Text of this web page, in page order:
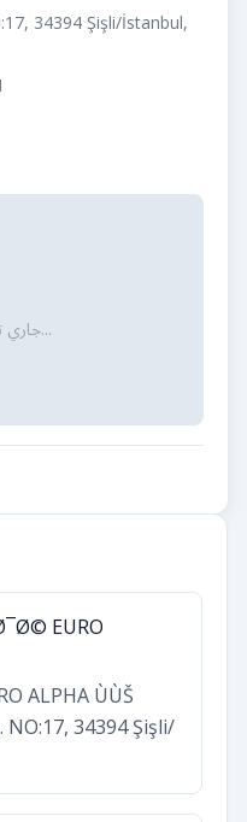
34394 Şişli/İstanbul,
جاري تحميل الخريطة...
EURO
ALPHA ÙÙŠ
34394 Şişli/